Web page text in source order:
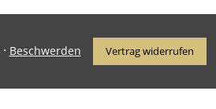
· Beschwerden Vertrag widerrufen